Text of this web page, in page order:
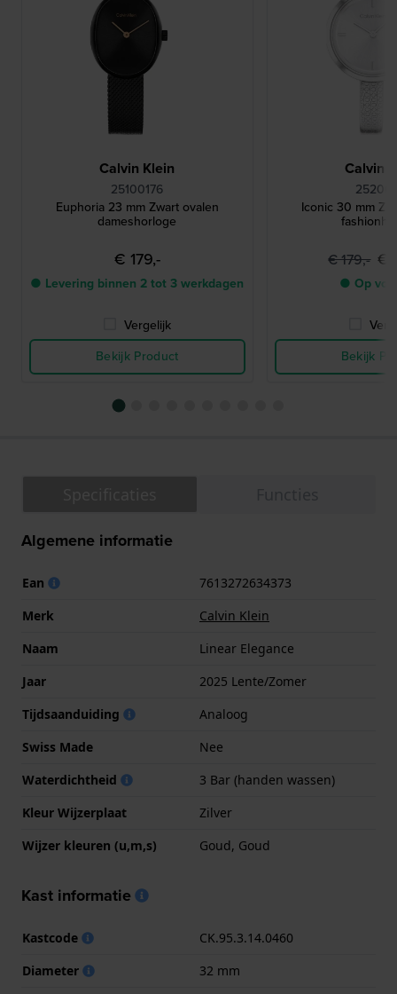
Calvin Klein
25100176
Euphoria 23 mm Zwart ovalen
dameshorloge
€ 179,-
● Levering binnen 2 tot 3 werkdagen
Vergelijk
Bekijk Product
Calvin
Iconic 30 mm
€ 179,- €
● Op
Bekijk
Algemene informatie
Ean
7613272634373
Merk
Calvin Klein
Naam
Linear Elegance
Jaar
2025 Lente/Zomer
Tijdsaanduiding
Analoog
Swiss Made
Nee
Waterdichtheid
3 Bar (handen wassen)
Kleur Wijzerplaat
Zilver
Wijzer kleuren (u,m,s)
Goud, Goud
Kast informatie
Kastcode
CK.95.3.14.0460
Diameter
32 mm